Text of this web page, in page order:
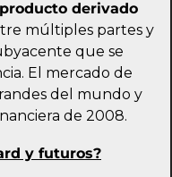
producto derivado
múltiples partes y
que se
El mercado de
del mundo y
de 2008.
y futuros?